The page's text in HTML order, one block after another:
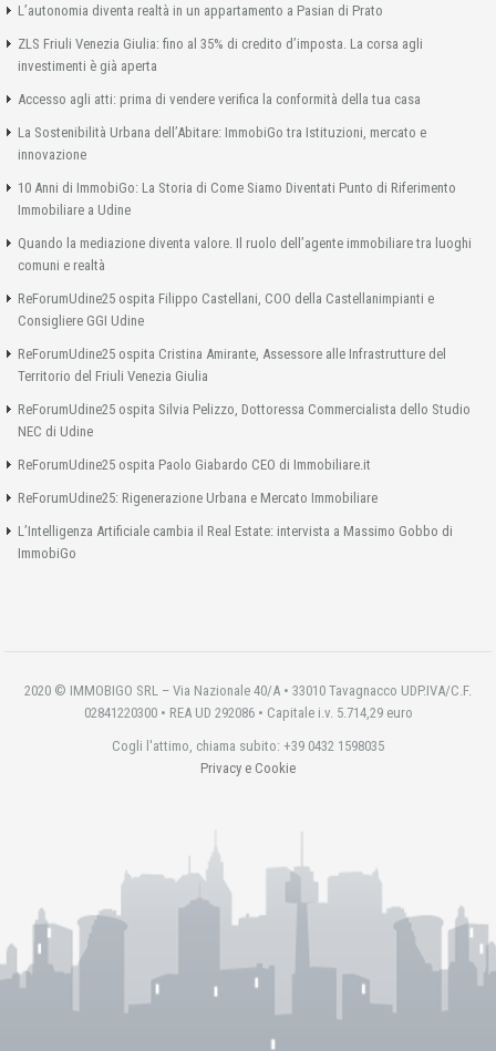
L’autonomia diventa realtà in un appartamento a Pasian di Prato
ZLS Friuli Venezia Giulia: fino al 35% di credito d’imposta. La corsa agli
investimenti è già aperta
Accesso agli atti: prima di vendere verifica la conformità della tua casa
La Sostenibilità Urbana dell’Abitare: ImmobiGo tra Istituzioni, mercato e
innovazione
10 Anni di ImmobiGo: La Storia di Come Siamo Diventati Punto di Riferimento
Immobiliare a Udine
Quando la mediazione diventa valore. Il ruolo dell’agente immobiliare tra luoghi
comuni e realtà
ReForumUdine25 ospita Filippo Castellani, COO della Castellanimpianti e
Consigliere GGI Udine
ReForumUdine25 ospita Cristina Amirante, Assessore alle Infrastrutture del
Territorio del Friuli Venezia Giulia
ReForumUdine25 ospita Silvia Pelizzo, Dottoressa Commercialista dello Studio
NEC di Udine
ReForumUdine25 ospita Paolo Giabardo CEO di Immobiliare.it
ReForumUdine25: Rigenerazione Urbana e Mercato Immobiliare
L’Intelligenza Artificiale cambia il Real Estate: intervista a Massimo Gobbo di
ImmobiGo
2020 © IMMOBIGO SRL – Via Nazionale 40/A • 33010 Tavagnacco UDP.IVA/C.F.
02841220300 • REA UD 292086 • Capitale i.v. 5.714,29 euro
Cogli l'attimo, chiama subito: +39 0432 1598035
Privacy e Cookie